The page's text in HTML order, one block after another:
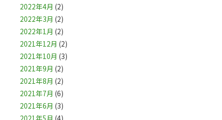
2022年4月 (2)
2022年3月 (2)
2022年1月 (2)
2021年12月 (2)
2021年10月 (3)
2021年9月 (2)
2021年8月 (2)
2021年7月 (6)
2021年6月 (3)